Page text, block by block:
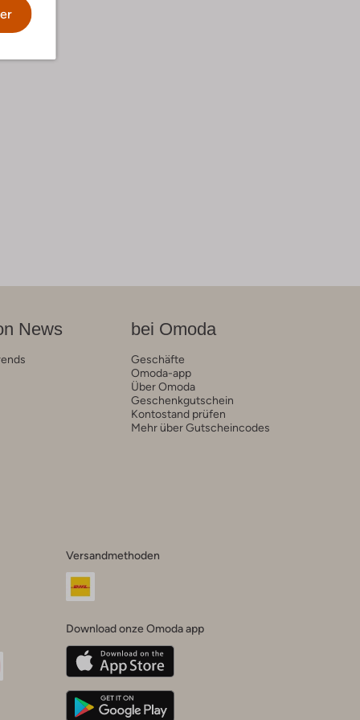
News bei Omoda
Geschäfte
Omoda-app
Über Omoda
Geschenkgutschein
Kontostand prüfen
Mehr über Gutscheincodes
Versandmethoden
Download onze Omoda app